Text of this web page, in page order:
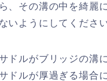
、その溝の中を綺麗
いようにしてください
ドルがブリッジの溝
ドルが厚過ぎる場合